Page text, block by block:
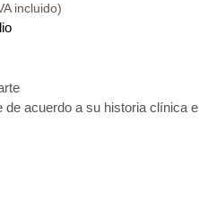
acuerdo a su historia clínica